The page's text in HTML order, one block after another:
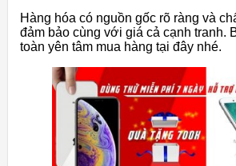
Hàng hóa có nguồn gốc rõ ràng và
đảm bảo cùng với giá cả cạnh tranh.
toàn yên tâm mua hàng tại đây nhé.